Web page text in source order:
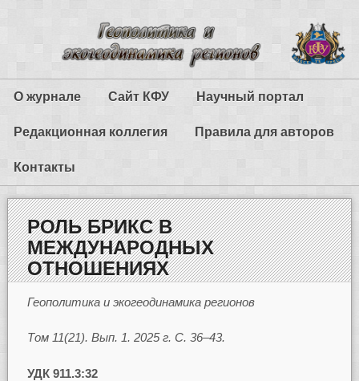
О журнале Сайт КФУ Научный портал
Редакционная коллегия Правила для авторов
Контакты
РОЛЬ БРИКС В
МЕЖДУНАРОДНЫХ
ОТНОШЕНИЯХ
Геополитика и экогеодинамика регионов
Том 11(21). Вып. 1. 2025 г. С. 36–43.
УДК 911.3:32